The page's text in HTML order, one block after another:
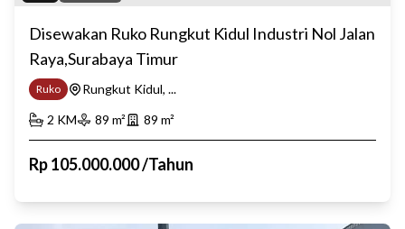
Disewakan Ruko Rungkut Kidul Industri Nol Jalan
Raya,Surabaya Timur
Ruko
Rungkut Kidul, ...
2 KM 89 m² 89 m²
Rp105.000.000/Tahun